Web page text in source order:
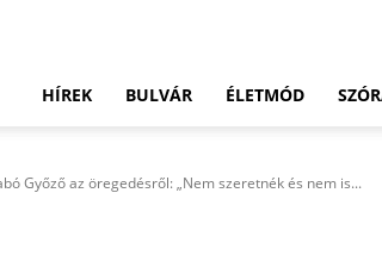
HÍREK BULVÁR ÉLETMÓD
Győző az öregedésről: „Nem szeretnék és nem is...